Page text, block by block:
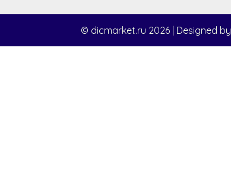
© dicmarket.ru 2026 Designed by